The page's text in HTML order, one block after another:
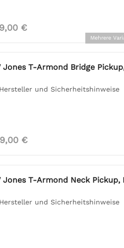
Mehrere
€
Jones T-Armond Bridge
und Sicherheitshinweise
€
Jones T-Armond Neck Pickup,
und Sicherheitshinweise